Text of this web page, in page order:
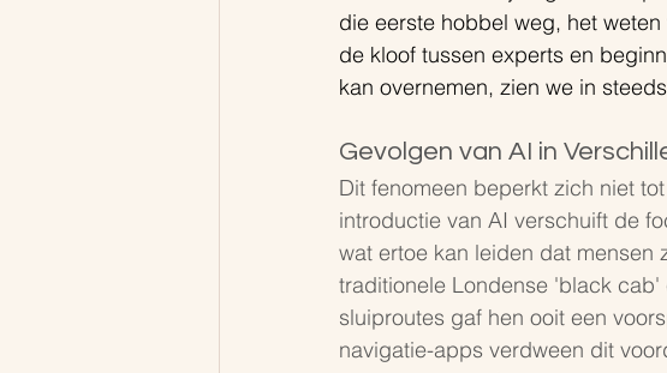
die eerste hobbel weg, het
de kloof tussen experts en
kan overnemen, zien we in
Gevolgen van AI in
Dit fenomeen beperkt zich niet
introductie van AI verschuift de
wat ertoe kan leiden dat mensen
traditionele Londense 'black
sluiproutes gaf hen ooit een
navigatie-apps verdween dit